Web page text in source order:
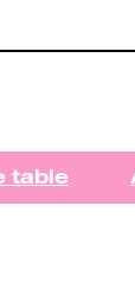
table